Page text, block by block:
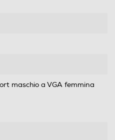
maschio a VGA femmina